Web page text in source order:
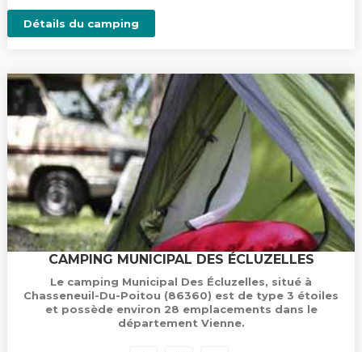
Détails du camping
CAMPING MUNICIPAL DES ÉCLUZELLES
Le camping Municipal Des Écluzelles, situé à
Chasseneuil-Du-Poitou (86360) est de type 3 étoiles
et possède environ 28 emplacements dans le
département Vienne.